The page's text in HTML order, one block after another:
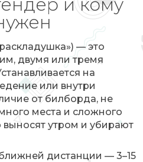
и кому
— это
двумя или тремя
на
или внутри
от билборда, не
места и сложного
утром и убирают
дистанции — 3–15